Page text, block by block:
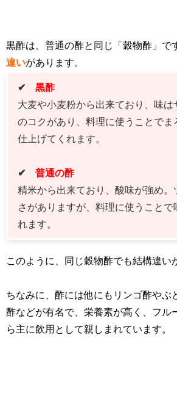
黒酢は、普通の酢と同じ「穀物酢」で
違いがあります。
✔ 黒酢
大麦や小麦粉から出来ており、味は
のコクがあり、料理に使うことでま
仕上げてくれます。
✔ 普通の酢
精米から出来ており、酸味が強め。
さがありますが、料理に使うことで
れます。
このように、同じ穀物酢でも結構違い
ちなみに、酢には他にもリンゴ酢やぶ
酢などが有名で、栄養素が高く、フル
ら主に飲用として親しまれています。